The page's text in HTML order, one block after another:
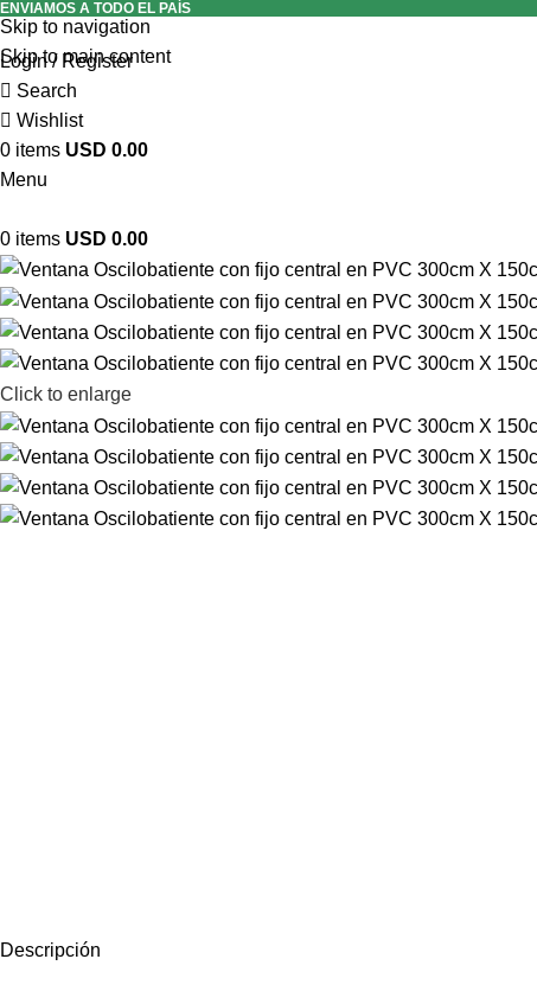
Skip to navigation
Skip to main content
ENVIAMOS A TODO EL PAÍS
Login / Register
Search
Wishlist
0 items USD 0.00
Menu
0 items USD 0.00
Click to enlarge
Descripción